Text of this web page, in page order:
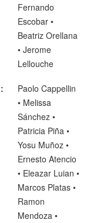
Fernando
Escobar •
Beatriz Orellana
• Jerome
Lellouche
Paolo Cappellin
• Melissa
Sánchez •
Patricia Piña •
Yosu Muñoz •
Ernesto Atencio
• Eleazar Luian •
Marcos Platas •
Ramon
Mendoza •